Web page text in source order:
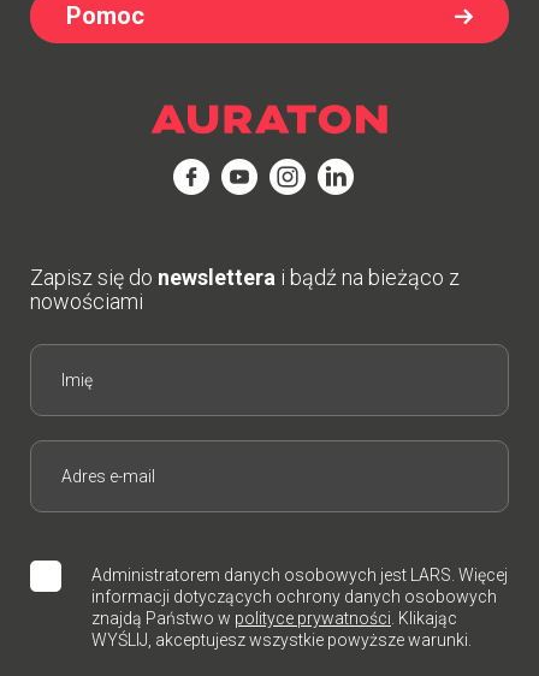
Pomoc
Zapisz się do newslettera i bądź na bieżąco z
nowościami
Administratorem danych osobowych jest LARS. Więcej
informacji dotyczących ochrony danych osobowych
znajdą Państwo w polityce prywatności. Klikając
WYŚLIJ, akceptujesz wszystkie powyższe warunki.